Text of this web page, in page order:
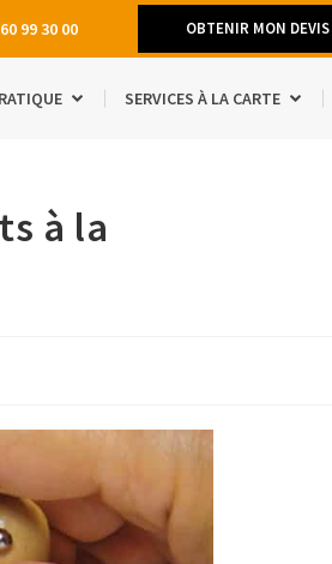
99 30 00 OBTENIR MON
SERVICES À LA CARTE
à la